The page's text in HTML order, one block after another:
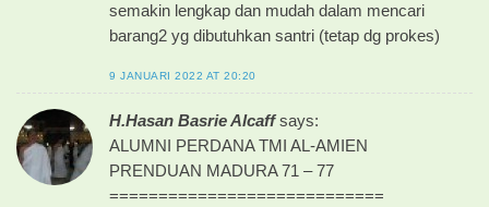
semakin lengkap dan mudah dalam mencari
barang2 yg dibutuhkan santri (tetap dg prokes)
9 JANUARI 2022 AT 20:20
H.Hasan Basrie Alcaff says:
ALUMNI PERDANA TMI AL-AMIEN
PRENDUAN MADURA 71 – 77
============================